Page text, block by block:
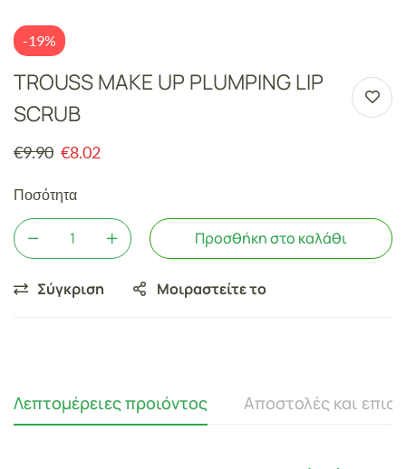
-19%
TROUSS MAKE UP PLUMPING LIP
SCRUB
€9.90 €8.02
Ποσότητα
Προσθήκη στο καλάθι
Σύγκριση Μοιραστείτε το
Λεπτομέρειες προιόντος Αποστολές και